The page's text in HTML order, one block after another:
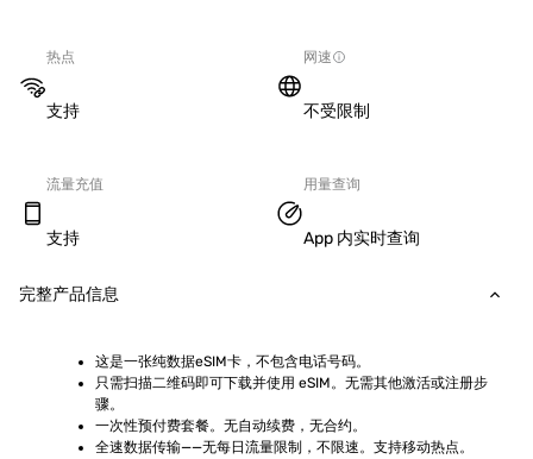
热点
支持
网速
不受限制
流量充值
支持
用量查询
App 内实时查询
完整产品信息
这是一张纯数据eSIM卡，不包含电话号码。
只需扫描二维码即可下载并使用 eSIM。无需其他激活或注册步
骤。
一次性预付费套餐。无自动续费，无合约。
全速数据传输——无每日流量限制，不限速。支持移动热点。